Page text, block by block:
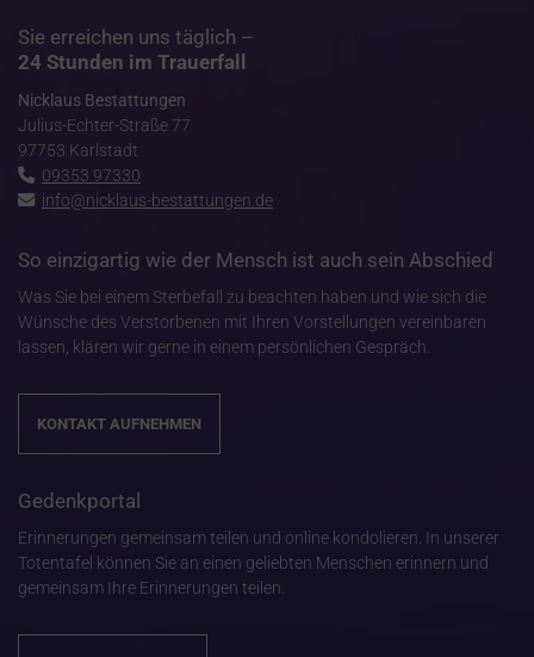
Sie erreichen uns täglich –
24 Stunden im Trauerfall
Nicklaus Bestattungen
Julius-Echter-Straße 77
97753 Karlstadt
09353 97330
info@nicklaus-bestattungen.de
So einzigartig wie der Mensch ist auch sein Abschied
Was Sie bei einem Sterbefall zu beachten haben und wie sich die
Wünsche des Verstorbenen mit Ihren Vorstellungen vereinbaren
lassen, klären wir gerne in einem persönlichen Gespräch.
KONTAKT AUFNEHMEN
Gedenkportal
Erinnerungen gemeinsam teilen und online kondolieren. In unserer
Totentafel können Sie an einen geliebten Menschen erinnern und
gemeinsam Ihre Erinnerungen teilen.